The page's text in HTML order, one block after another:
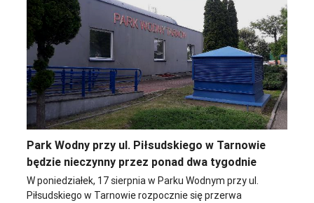
Park Wodny przy ul. Piłsudskiego w Tarnowie
będzie nieczynny przez ponad dwa tygodnie
W poniedziałek, 17 sierpnia w Parku Wodnym przy ul.
Piłsudskiego w Tarnowie rozpocznie się przerwa